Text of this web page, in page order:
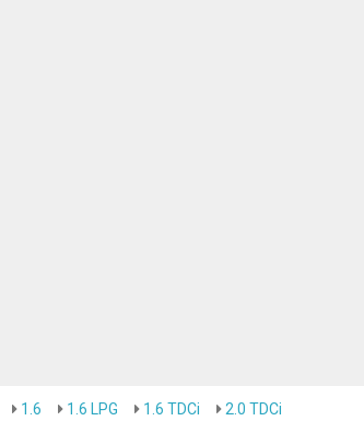
1.6 1.6 LPG 1.6 TDCi 2.0 TDCi